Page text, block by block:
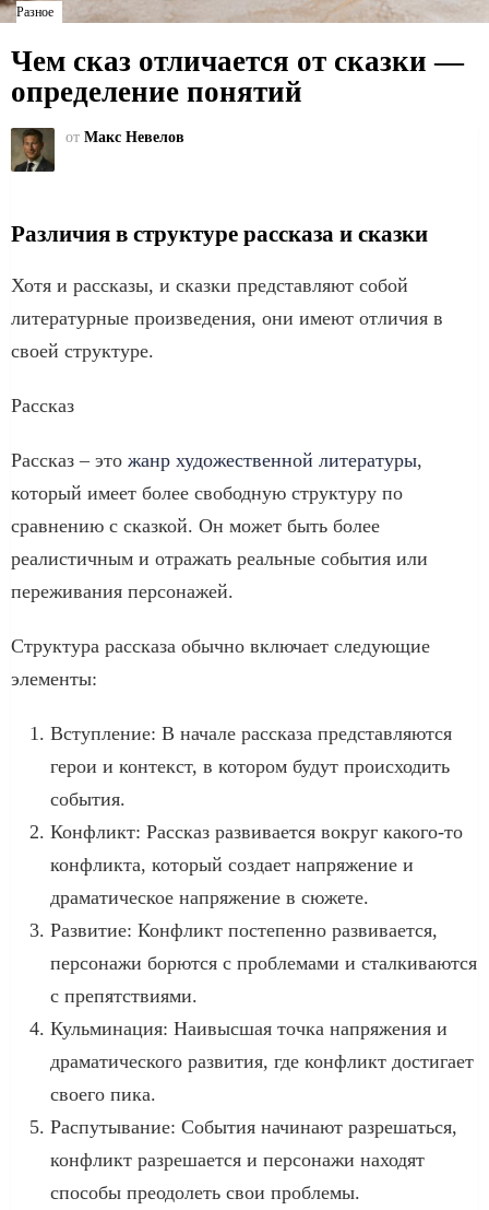
Разное
Чем сказ отличается от сказки —
определение понятий
от Макс Невелов
Различия в структуре рассказа и сказки
Хотя и рассказы, и сказки представляют собой
литературные произведения, они имеют отличия в
своей структуре.
Рассказ
Рассказ – это жанр художественной литературы,
который имеет более свободную структуру по
сравнению с сказкой. Он может быть более
реалистичным и отражать реальные события или
переживания персонажей.
Структура рассказа обычно включает следующие
элементы:
Вступление: В начале рассказа представляются
герои и контекст, в котором будут происходить
события.
Конфликт: Рассказ развивается вокруг какого-то
конфликта, который создает напряжение и
драматическое напряжение в сюжете.
Развитие: Конфликт постепенно развивается,
персонажи борются с проблемами и сталкиваются
с препятствиями.
Кульминация: Наивысшая точка напряжения и
драматического развития, где конфликт достигает
своего пика.
Распутывание: События начинают разрешаться,
конфликт разрешается и персонажи находят
способы преодолеть свои проблемы.